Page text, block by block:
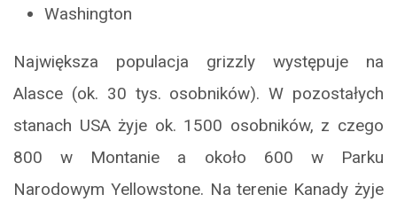
Washington
Największa populacja grizzly występuje na
Alasce (ok. 30 tys. osobników). W pozostałych
stanach USA żyje ok. 1500 osobników, z czego
800 w Montanie a około 600 w Parku
Narodowym Yellowstone. Na terenie Kanady żyje